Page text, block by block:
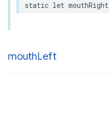
static let mouthRight
mouthLeft